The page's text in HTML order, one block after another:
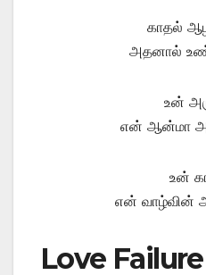
காதல்
அதனால்
உன்
என் ஆன்மா
உன்
என் வாழ்வின்
Love